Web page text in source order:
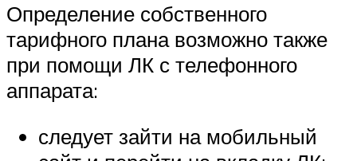
Определение собственного
тарифного плана возможно также
при помощи ЛК с телефонного
аппарата:
следует зайти на мобильный